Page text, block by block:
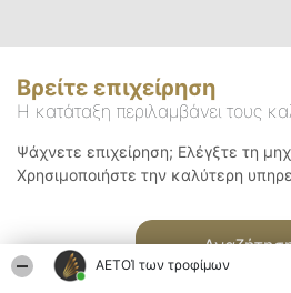
ΑΕΤΟΊ των τροφίμων
Βρείτε επιχείρηση
Η κατάταξη περιλαμβάνει τους
Ψάχνετε επιχείρηση; Ελέγξτε τη
Χρησιμοποιήστε την καλύτερη